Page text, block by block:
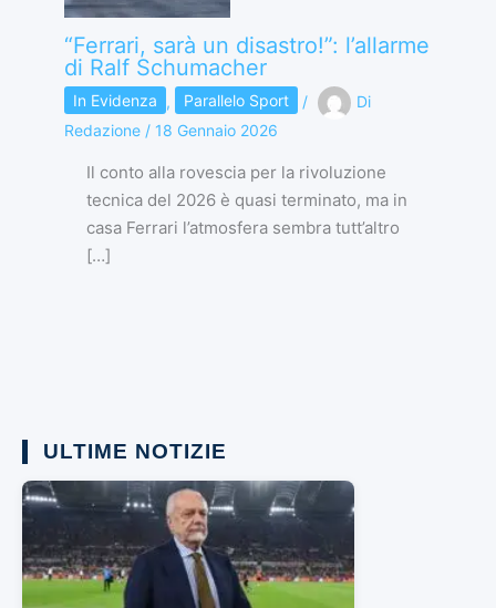
“Ferrari, sarà un disastro!”: l’allarme
di Ralf Schumacher
In Evidenza , Parallelo Sport /
Di
Redazione / 18 Gennaio 2026
Il conto alla rovescia per la rivoluzione
tecnica del 2026 è quasi terminato, ma in
casa Ferrari l’atmosfera sembra tutt’altro
[…]
ULTIME NOTIZIE